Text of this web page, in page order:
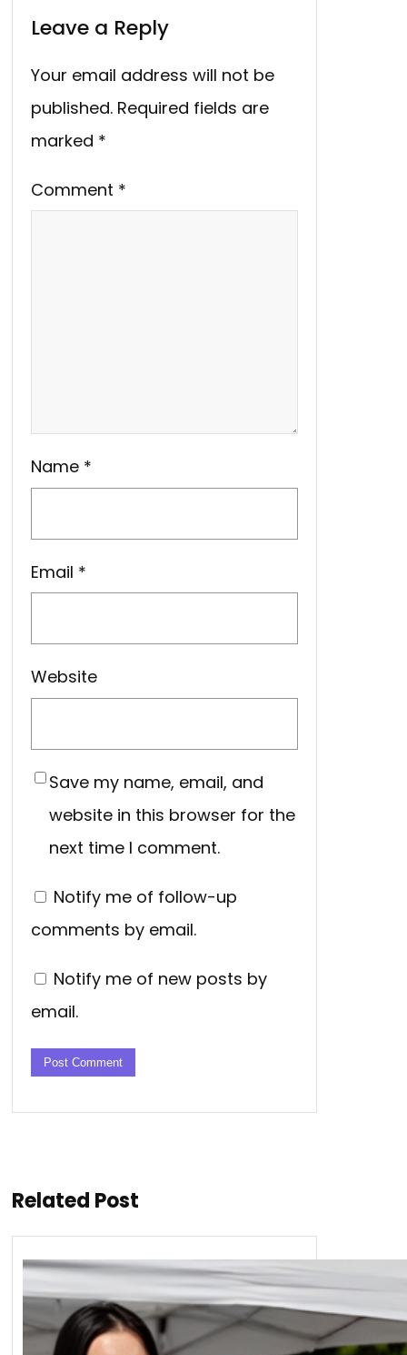
Leave a Reply
Your email address will not be
published. Required fields are
marked *
Comment *
Name *
Email *
Website
Save my name, email, and
website in this browser for the
next time I comment.
Notify me of follow-up
comments by email.
Notify me of new posts by
email.
Related Post